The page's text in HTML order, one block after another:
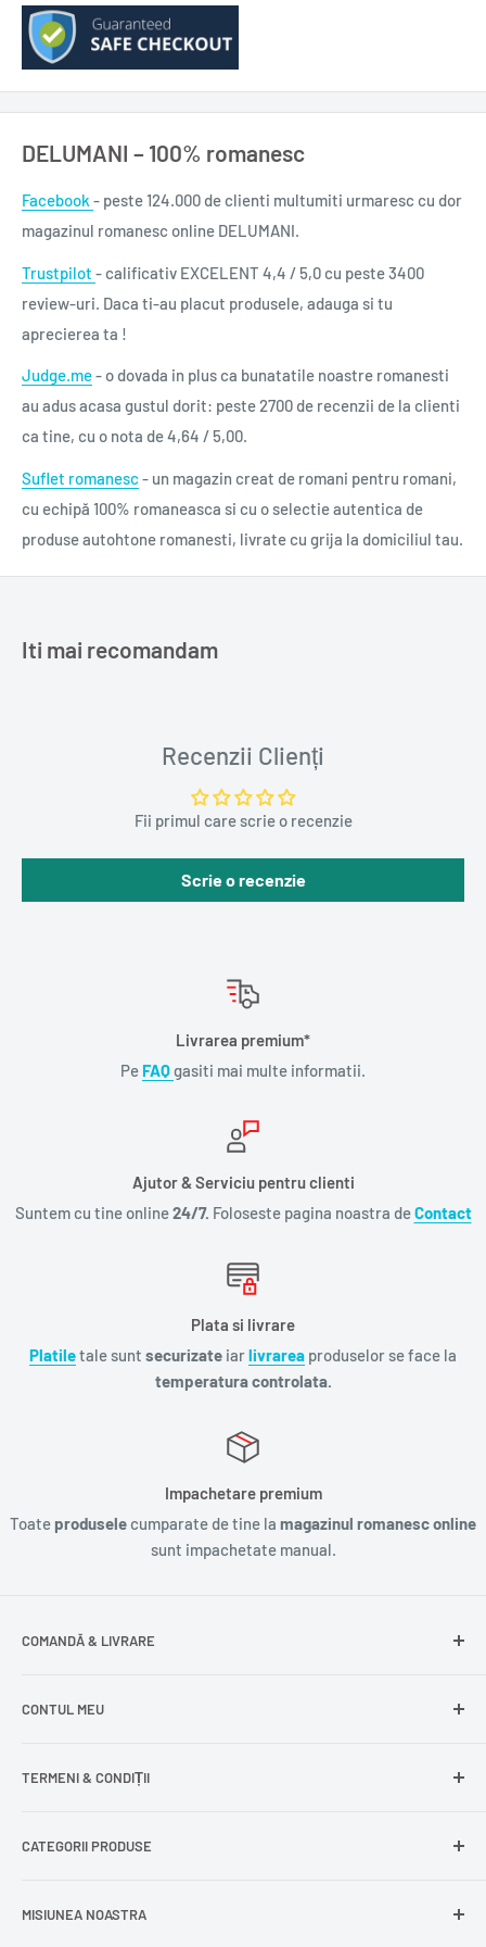
Eu sint Malala ne intareste credinta in puterea oamenilor de a
schimba lumea.
Număr pagini: 344
Tip ediție: broșată
An apariție: 2014
0,340 gr.
DELUMANI – 100% romanesc
Facebook - peste 124.000 de clienti multumiti urmaresc cu dor
magazinul romanesc online DELUMANI.
Trustpilot - calificativ EXCELENT 4,4 / 5,0 cu peste 3400
review-uri. Daca ti-au placut produsele, adauga si tu
aprecierea ta !
Judge.me- o dovada in plus ca bunatatile noastre romanesti
au adus acasa gustul dorit: peste 2700 de recenzii de la clienti
ca tine, cu o nota de 4,64 / 5,00.
Suflet romanesc- un magazin creat de romani pentru romani,
cu echipă 100% romaneasca si cu o selectie autentica de
produse autohtone romanesti, livrate cu grija la domiciliul tau.
Iti mai recomandam
Recenzii Clienți
Fii primul care scrie o recenzie
Scrie o recenzie
Livrarea premium*
Pe FAQgasiti mai multe informatii.
Ajutor & Serviciu pentru clienti
Suntem cu tine online24/7. Foloseste pagina noastra deContact
Plata si livrare
Platiletale sunt securizate iarlivrarea produselor se face la
temperatura controlata.
Impachetare premium
Toate produsele cumparate de tine la magazinul romanesc online
sunt impachetate manual.
COMANDĂ & LIVRARE
Livrare gratuită
CONTUL MEU
Comenzile mele
Cont nou
Comandă ca oaspete
TERMENI & CONDIȚII
Politica de returnare
Politica de expediere
CATEGORII PRODUSE
Dulciuri și snacks
MISIUNEA NOASTRA